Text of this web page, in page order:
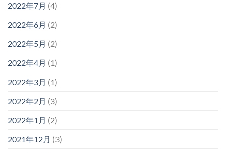
2022年7月 (4)
2022年6月 (2)
2022年5月 (2)
2022年4月 (1)
2022年3月 (1)
2022年2月 (3)
2022年1月 (2)
2021年12月 (3)